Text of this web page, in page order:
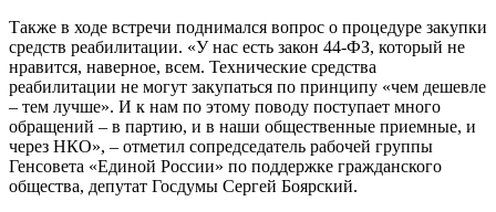
Также в ходе встречи поднимался вопрос о процедуре закупки
средств реабилитации. «У нас есть закон 44-ФЗ, который не
нравится, наверное, всем. Технические средства
реабилитации не могут закупаться по принципу «чем дешевле
– тем лучше». И к нам по этому поводу поступает много
обращений – в партию, и в наши общественные приемные, и
через НКО», – отметил сопредседатель рабочей группы
Генсовета «Единой России» по поддержке гражданского
общества, депутат Госдумы Сергей Боярский.